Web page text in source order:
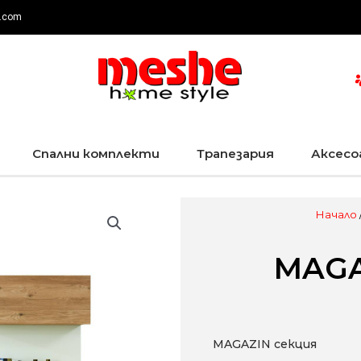
Спални комплекти Трапезария
Начало
MAGAZIN секция